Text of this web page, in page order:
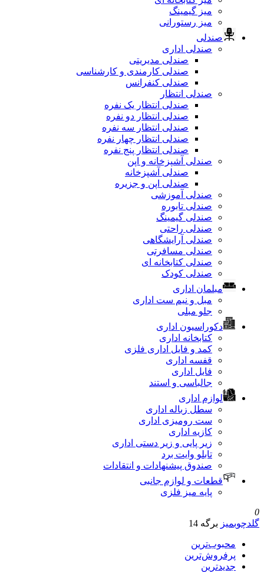
میز گیمینگ
میز رستورانی
صندلی
صندلی اداری
صندلی مدیریتی
صندلی کارمندی و کارشناسی
صندلی کنفرانس
صندلی انتظار
صندلی انتظار یک نفره
صندلی انتظار دو نفره
صندلی انتظار سه نفره
صندلی انتظار چهار نفره
صندلی انتظار پنج نفره
صندلی آشپزخانه و اپن
صندلی آشپزخانه
صندلی اپن و جزیره
صندلی آموزشی
صندلی تابوره
صندلی گیمینگ
صندلی راحتی
صندلی آرایشگاهی
صندلی مسافرتی
صندلی کتابخانه ای
صندلی کودک
مبلمان اداری
مبل و نیم ست اداری
جلو مبلی
دکوراسیون اداری
کتابخانه اداری
کمد و فایل اداری فلزی
قفسه اداری
فایل اداری
جالباسی و استند
لوازم اداری
سطل زباله اداری
ست رومیزی اداری
کازیه اداری
زیر پایی و زیر دستی اداری
تابلو وایت برد
صندوق پیشنهادات و انتقادات
قطعات و لوازم جانبی
پایه میز فلزی
برگه 14